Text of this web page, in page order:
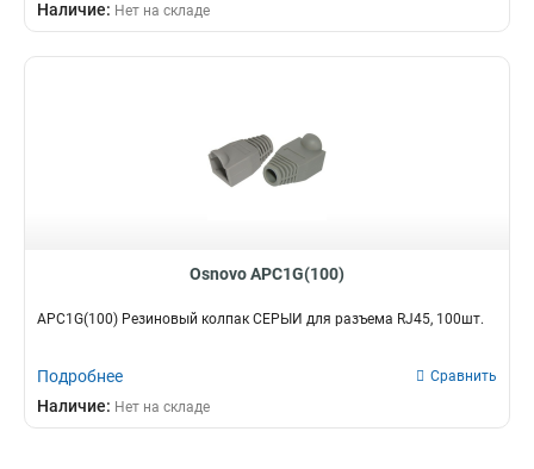
Наличие: Нет на складе
Osnovo APC1G(100)
APC1G(100) Резиновый колпак СЕРЫЙ для разъема RJ45, 100шт.
Подробнее Сравнить
Наличие: Нет на складе